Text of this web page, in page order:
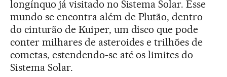
longínquo já visitado no Sistema Solar. Esse
mundo se encontra além de Plutão, dentro
do cinturão de Kuiper, um disco que pode
conter milhares de asteroides e trilhões de
cometas, estendendo-se até os limites do
Sistema Solar.